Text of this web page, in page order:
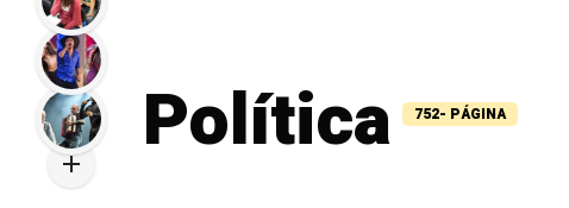
Política 752- PÁGINA